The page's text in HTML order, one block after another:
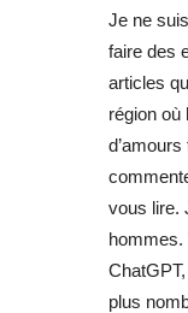
Je ne
faire des
articles
région où
vous lire.
hommes.
plus